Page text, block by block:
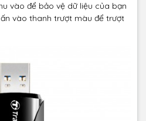
vào để bảo vệ dữ liệu của bạn
vào thanh trượt màu để trượt